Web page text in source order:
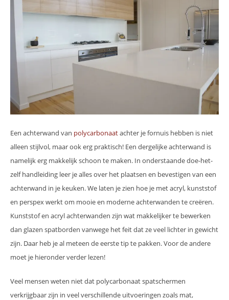
Een achterwand van polycarbonaatachter je fornuis hebben is niet
alleen stijlvol, maar ook erg praktisch! Een dergelijke achterwand is
namelijk erg makkelijk schoon te maken. In onderstaande doe-het-
zelf handleiding leer je alles over het plaatsen en bevestigen van een
achterwand in je keuken. We laten je zien hoe je met acryl, kunststof
en perspex werkt om mooie en moderne achterwanden te creëren.
Kunststof en acryl achterwanden zijn wat makkelijker te bewerken
dan glazen spatborden vanwege het feit dat ze veel lichter in gewicht
zijn. Daar heb je al meteen de eerste tip te pakken. Voor de andere
moet je hieronder verder lezen!
Veel mensen weten niet dat polycarbonaat spatschermen
verkrijgbaar zijn in veel verschillende uitvoeringen zoals mat,